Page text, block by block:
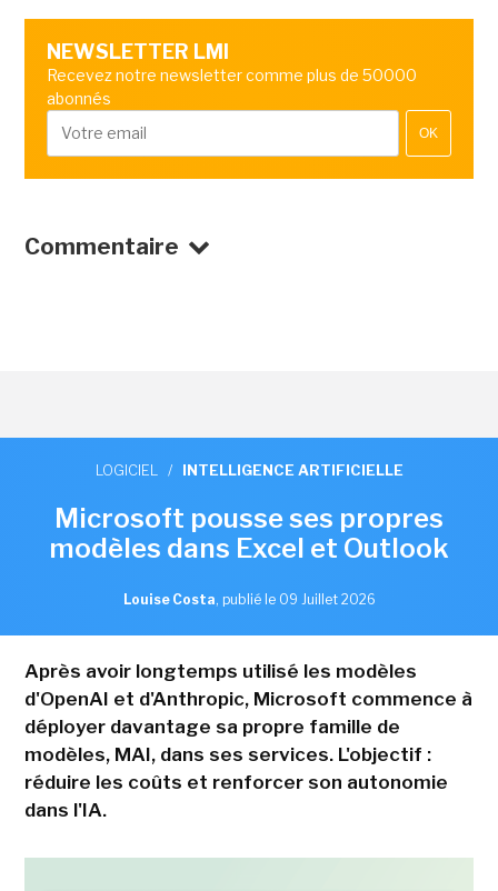
NEWSLETTER LMI
Recevez notre newsletter comme plus de 50000
abonnés
OK
Commentaire
LOGICIEL / INTELLIGENCE ARTIFICIELLE
Microsoft pousse ses propres
modèles dans Excel et Outlook
Louise Costa, publié le 09 Juillet 2026
Après avoir longtemps utilisé les modèles
d'OpenAI et d'Anthropic, Microsoft commence à
déployer davantage sa propre famille de
modèles, MAI, dans ses services. L'objectif :
réduire les coûts et renforcer son autonomie
dans l'IA.